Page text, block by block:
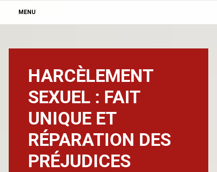
MAIN MENU
MENU
HARCÈLEMENT
SEXUEL : FAIT
UNIQUE ET
RÉPARATION DES
PRÉJUDICES